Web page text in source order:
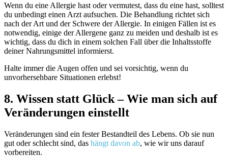
Wenn du eine Allergie hast oder vermutest, dass du eine hast, solltest
du unbedingt einen Arzt aufsuchen. Die Behandlung richtet sich
nach der Art und der Schwere der Allergie. In einigen Fällen ist es
notwendig, einige der Allergene ganz zu meiden und deshalb ist es
wichtig, dass du dich in einem solchen Fall über die Inhaltsstoffe
deiner Nahrungsmittel informierst.
Halte immer die Augen offen und sei vorsichtig, wenn du
unvorhersehbare Situationen erlebst!
8. Wissen statt Glück – Wie man sich auf
Veränderungen einstellt
Veränderungen sind ein fester Bestandteil des Lebens. Ob sie nun
gut oder schlecht sind, das hängt davon ab, wie wir uns darauf
vorbereiten.